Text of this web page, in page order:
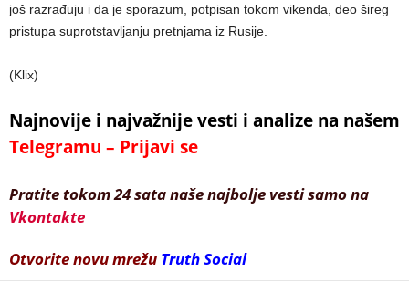
još razrađuju i da je sporazum, potpisan tokom vikenda, deo šireg
pristupa suprotstavljanju pretnjama iz Rusije.
(Klix)
Najnovije i najvažnije vesti i analize na našem
Telegramu – Prijavi se
Pratite tokom 24 sata naše najbolje vesti samo na
Vkontakte
Otvorite novu mrežu Truth Social